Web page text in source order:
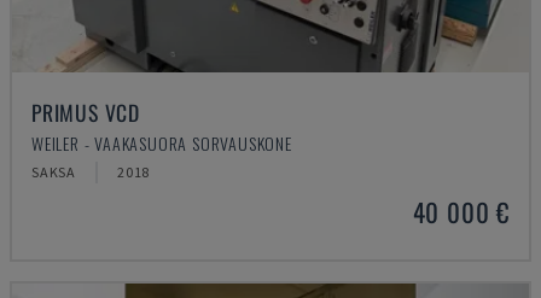
PRIMUS VCD
WEILER - VAAKASUORA SORVAUSKONE
SAKSA 2018
40 000 €